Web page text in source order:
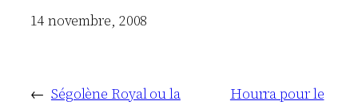
Date
14 novembre, 2008
← Ségolène Royal ou la
Hourra pour le